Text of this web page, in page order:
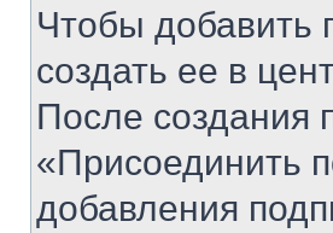
Чтобы добавить
создать ее в
После создания
«Присоединить
добавления